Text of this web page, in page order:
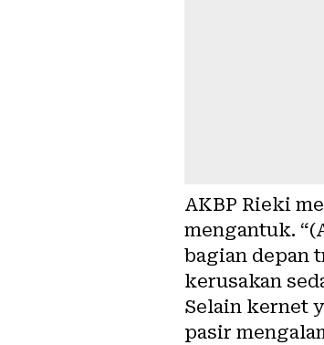
AKBP Rieki
mengantuk.
bagian depan
kerusakan
Selain kernet
pasir